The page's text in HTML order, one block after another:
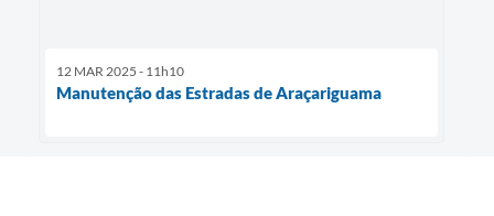
12 MAR 2025 - 11h10
Manutenção das Estradas de Araçariguama